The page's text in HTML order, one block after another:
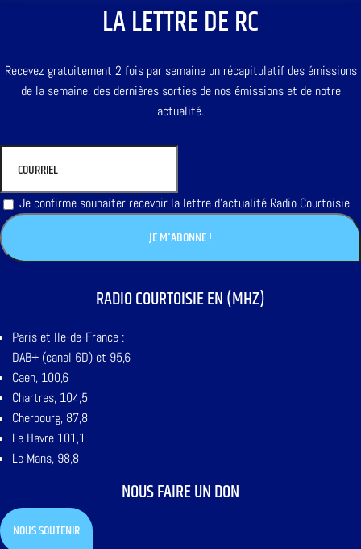
LA LETTRE DE RC
Recevez gratuitement 2 fois par semaine un récapitulatif des émissions
de la semaine, des dernières sorties de nos émissions et de notre
actualité.
Je confirme souhaiter recevoir la lettre d'actualité Radio Courtoisie
RADIO COURTOISIE EN (MHZ)
Paris et Ile-de-France :
DAB+ (canal 6D) et 95,6
Caen, 100,6
Chartres, 104,5
Cherbourg, 87,8
Le Havre 101,1
Le Mans, 98,8
NOUS FAIRE UN DON
NOUS SOUTENIR